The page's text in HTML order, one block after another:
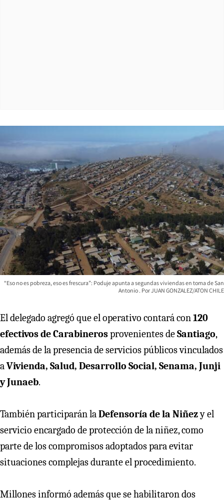
“Eso no es pobreza, eso es frescura”: Poduje apunta a segundas viviendas en toma de San
Antonio
JUAN GONZALEZ/ATON CHILE
El delegado agregó que el operativo contará con120
efectivos de Carabinerosprovenientes deSantiago,
además de la presencia de servicios públicos vinculados
aVivienda, Salud, Desarrollo Social, Senama, Junji
y Junaeb.
También participarán laDefensoría de la Niñezy el
servicio encargado de protección de la niñez, como
parte de los compromisos adoptados para evitar
situaciones complejas durante el procedimiento.
Millones informó además que se habilitaron dos